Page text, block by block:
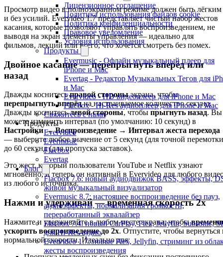
Лицензионное соглашение
Политика использования файлов cookie
Политика конфиденциальности
Правовое уведомление
Условия использования
Продукты
Evermusic - Офлайн музыкальный плеер для
iPhone и Mac
Evertag - Редактор Музыкальных Тегов для
и Mac
Evervideo - HD видеоплеер для iPhone и Mac
Flacbox - Hi-Res аудиоплеер для iPhone и Mac
Свяжитесь с нами
Продукты
Evervideo
Evermusic
Flacbox
Evertag
Блог
Flacbox 7.6: новый аудиодвижок BASS, эффекты,
живой музыкальный визуализатор
Evermusic 8.7: настоящее воспроизведение без пауз,
аудиоэффекты, нормализация громкости,
переработанный эквалайзер
Flacbox 7.4: новый CarPlay, Plex, Jellyfin, Subsonic,
для Hi-Res-аудио
Evervideo 1.7: новые Plex, Jellyfin, стриминг из
жесты воспроизведения
Просмотр видео в полноэкранном режиме должен быть лёгким
и без усилий. Evervideo 1.7 представляет чистый набор жестов
касания, которые позволяют управлять воспроизведением, не
выводя на экран элементы управления — идеально для
фильмов, лекций или всего, что хочется смотреть без помех.
Двойное касание — перепрыгнуть вперёд или
назад
Дважды коснитесьправой стороныэкрана, чтобы
перепрыгнуть вперёдна настраиваемое количество секунд.
Дважды коснитесьлевой стороны, чтобы прыгнуть назад. Вы
можете изменить интервал (по умолчанию: 10 секунд) в
Настройки → Воспроизведение → Интервал жеста перехода
— выберите любое значение от 5 секунд (для точной
до 60 секунд (для пропуска заставок).
Это жест, который пользователи YouTube и Netflix узнают
мгновенно, и теперь он нативный в Evervideo для любого
из любого источника.
Нажми и удерживай — временная скорость 2x
Нажмите и удерживайте в любом месте экрана, чтобы
ускорить воспроизведение до 2x. Отпустите, чтобы вернуться
нормальной скорости. Идеально для: